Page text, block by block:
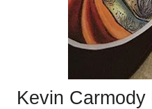
Kevin